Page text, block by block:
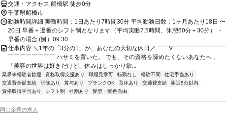
交通・アクセス 船橋駅 徒歩0分
千葉県船橋市
勤務時間詳細 実働時間：1日あたり7時間30分 平均勤務日数：1ヶ月あたり18日 〜
20日 早番＋遅番のシフト制となります（平均実働7.5時間、休憩60分＋30分） ・
早番の場合 (例）09:30...
仕事内容 ＼1年の「3分の1」が、あなたの大切な休日／ ￣￣V￣￣￣￣￣￣￣￣￣
￣￣￣￣￣￣￣￣ ハサミを置いた。 でも、その資格を諦めたくないあなたへ 。
「美容の世界は好きだけど、休みはしっかり欲...
業界未経験者歓迎 資格取得支援あり 職場見学可 転勤なし 経験不問
住宅手当あり
交通費全額支給
研修あり 賞与あり ブランクOK 育休あり 交通費支給
駅近5分以内
資格取得手当あり
シフト制 社割あり 髪型・髪色自由
同じ企業の求人